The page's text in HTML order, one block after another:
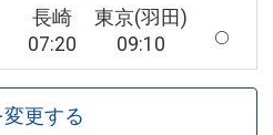
長崎
07:20
東京(羽田)
09:10
更する